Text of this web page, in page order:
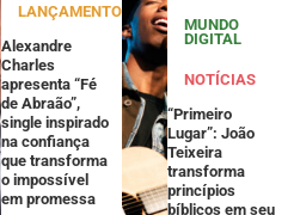
LANÇAMENTOS
Alexandre
Charles
apresenta “Fé
de Abraão”,
single inspirado
na confiança
que transforma
o impossível
em promessa
MUNDO
DIGITAL
NOTÍCIAS
“Primeiro
Lugar”: João
Teixeira
transforma
princípios
bíblicos em seu